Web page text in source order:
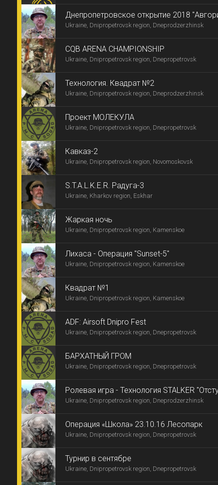
Днепропетровское открытие 2018
Ukraine, Dnipropetrovsk region, Dneprodzerzhinsk
CQB ARENA CHAMPIONSHIP
Ukraine, Dnipropetrovsk region, Dnepropetrovsk
Технология. Квадрат №2
Ukraine, Dnipropetrovsk region, Dneprodzerzhinsk
Проект МОЛЕКУЛА
Ukraine, Dnipropetrovsk region, Dnepropetrovsk
Кавказ-2
Ukraine, Dnipropetrovsk region, Novomoskovsk
S.T.A.L.K.E.R. Радуга-3
Ukraine, Kharkov region, Eskhar
Жаркая ночь
Ukraine, Dnipropetrovsk region, Kamenskoe
Лихаса - Операция "Sunset-5"
Ukraine, Dnipropetrovsk region, Kamenskoe
Квадрат №1
Ukraine, Dnipropetrovsk region, Kamenskoe
ADF: Airsoft Dnipro Fest
Ukraine, Dnipropetrovsk region, Dnepropetrovsk
БАРХАТНЫЙ ГРОМ
Ukraine, Dnipropetrovsk region, Dnepropetrovsk
Ролевая игра - Технология STALKER
Ukraine, Dnipropetrovsk region, Dneprodzerzhinsk
Операция «Школа» 23.10.16 Лесопарк
Ukraine, Dnipropetrovsk region, Dnepropetrovsk
Турнир в сентябре
Ukraine, Dnipropetrovsk region, Dnepropetrovsk